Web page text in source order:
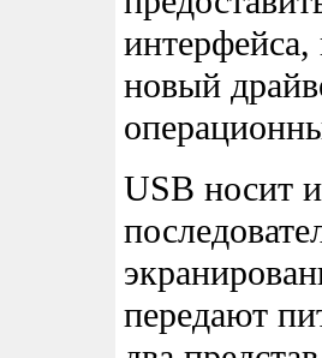
новый
USB носит
передают